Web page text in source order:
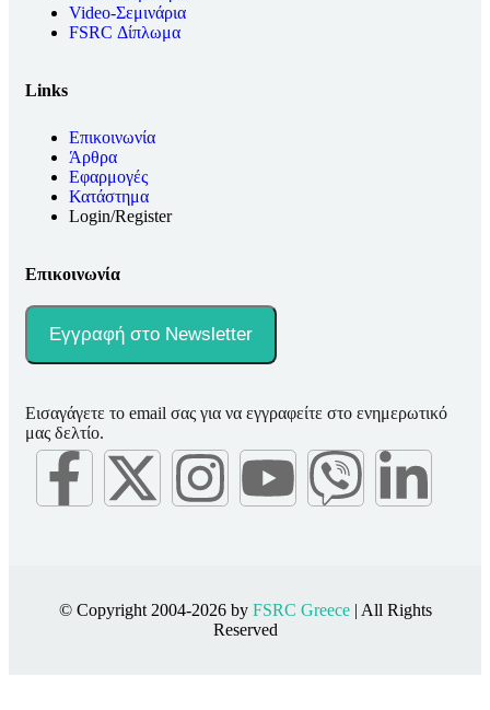
Video-Σεμινάρια
FSRC Δίπλωμα
Links
Επικοινωνία
Άρθρα
Εφαρμογές
Κατάστημα
Login/Register
Επικοινωνία
Εγγραφή στο Newsletter
Εισαγάγετε το email σας για να εγγραφείτε στο ενημερωτικό
μας δελτίο.
© Copyright 2004-2026 by FSRC Greece| All Rights
Reserved